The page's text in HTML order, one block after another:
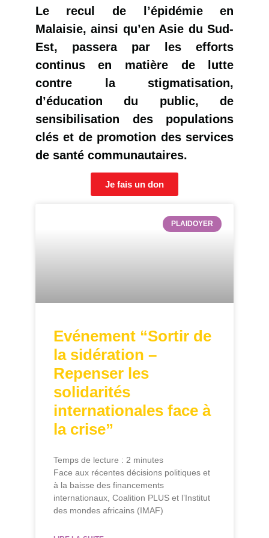
Le recul de l’épidémie en
Malaisie, ainsi qu’en Asie du Sud-
Est, passera par les efforts
continus en matière de lutte
contre la stigmatisation,
d’éducation du public, de
sensibilisation des populations
clés et de promotion des services
de santé communautaires.
Je fais un don
PLAIDOYER
Evénement “Sortir de
la sidération –
Repenser les
solidarités
internationales face à
la crise”
Temps de lecture : 2 minutes
Face aux récentes décisions politiques et
à la baisse des financements
internationaux, Coalition PLUS et l’Institut
des mondes africains (IMAF)